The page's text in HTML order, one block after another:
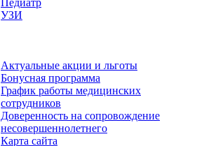
Педиатр
УЗИ
Актуальные акции и льготы
Бонусная программа
График работы медицинских
сотрудников
Доверенность на сопровождение
несовершеннолетнего
Карта сайта